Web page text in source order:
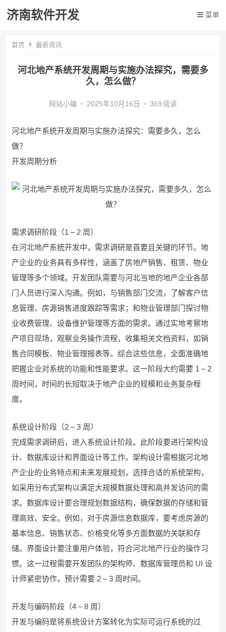
济南软件开发 菜单
首页 最新资讯
河北地产系统开发周期与实施办法探究，需要多
久，怎么做？
网站小编 • 2025年10月16日 • 369 阅读
河北地产系统开发周期与实施办法探究：需要多久，怎么
做？
开发周期分析
需求调研阶段（1 – 2 周）
在河北地产系统开发中，需求调研是首要且关键的环节。地
产企业的业务具有多样性，涵盖了房地产销售、租赁、物业
管理等多个领域。开发团队需要与河北当地的地产企业各部
门人员进行深入沟通。例如，与销售部门交流，了解客户信
息管理、房源销售进度跟踪等需求；和物业管理部门探讨物
业收费管理、设备维护管理等方面的需求。通过实地考察地
产项目现场，观察业务操作流程，收集相关文档资料，如销
售合同模板、物业管理报表等。综合这些信息，全面准确地
把握企业对系统的功能和性能要求。这一阶段大约需要 1 – 2
周时间，时间的长短取决于地产企业的规模和业务复杂程
度。
系统设计阶段（2 – 3 周）
完成需求调研后，进入系统设计阶段。此阶段要进行架构设
计、数据库设计和界面设计等工作。架构设计需根据河北地
产企业的业务特点和未来发展规划，选择合适的系统架构，
如采用分布式架构以满足大规模数据处理和高并发访问的需
求。数据库设计要合理规划数据结构，确保数据的存储和管
理高效、安全。例如，对于房源信息数据库，要考虑房源的
基本信息、销售状态、价格变化等多方面数据的关联和存
储。界面设计要注重用户体验，符合河北地产行业的操作习
惯。这一过程需要开发团队的架构师、数据库管理员和 UI 设
计师紧密协作，预计需要 2 – 3 周时间。
开发与编码阶段（4 – 8 周）
开发与编码是将系统设计方案转化为实际可运行系统的过